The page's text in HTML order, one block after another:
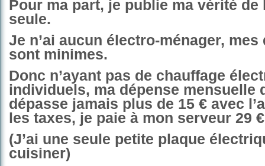
Pour ma part, je publie ma vérité de
seule.
Je n’ai aucun électro-ménager, mes
sont minimes.
Donc n’ayant pas de chauffage
individuels, ma dépense mensuelle
dépasse jamais plus de 15 € avec
les taxes, je paie à mon serveur 29
(J’ai une seule petite plaque
cuisiner)